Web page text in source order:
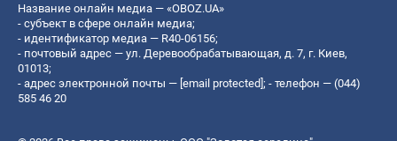
Название онлайн медиа — «OBOZ.UA»
- субъект в сфере онлайн медиа;
- идентификатор медиа — R40-06156;
- почтовый адрес — ул. Деревообрабатывающая, д. 7, г. Киев,
01013;
- адрес электронной почты — [email protected]; - телефон — (044)
585 46 20